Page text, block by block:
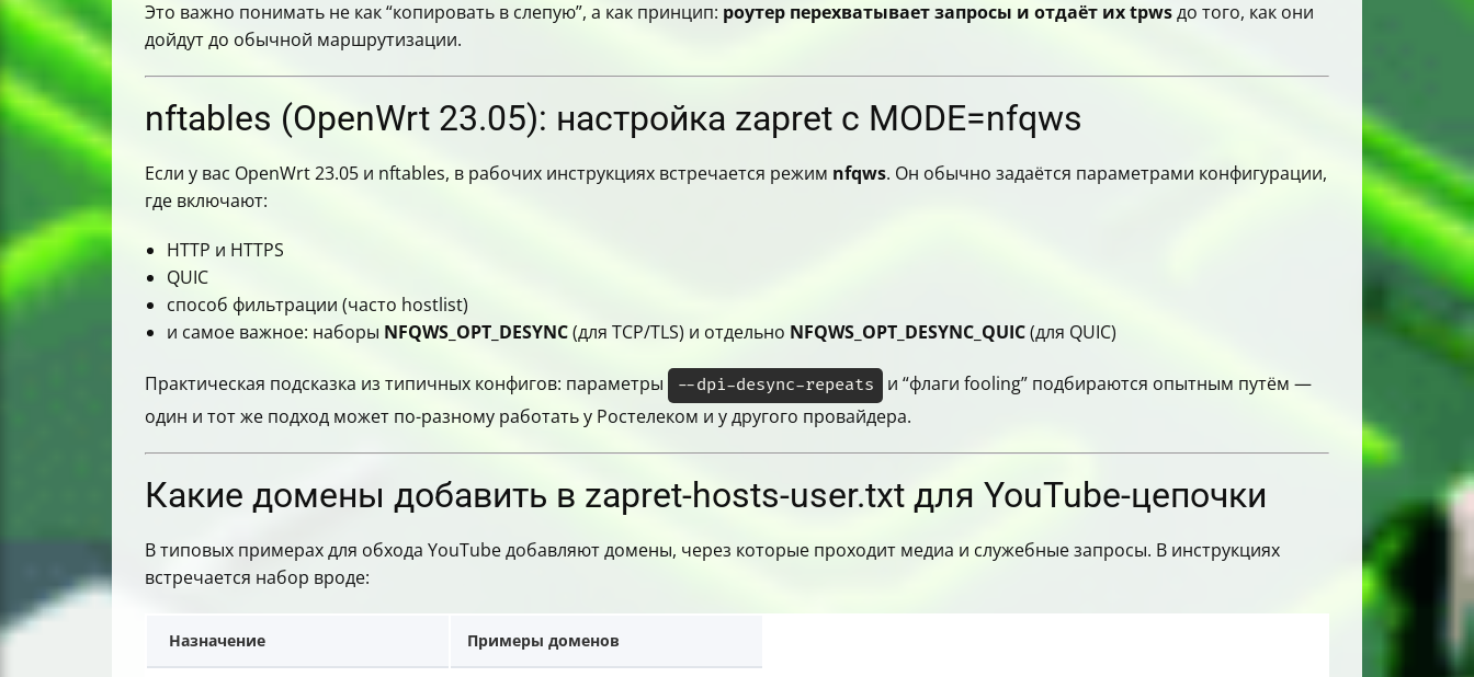
Это важно понимать не как “копировать в слепую”, а как принцип: роутер перехватывает запросы и отдаёт их tpwsдо того, как они
дойдут до обычной маршрутизации.
nftables (OpenWrt 23.05): настройка zapret с MODE=nfqws
Если у вас OpenWrt 23.05 и nftables, в рабочих инструкциях встречается режим nfqws. Он обычно задаётся параметрами конфигурации,
где включают:
HTTP и HTTPS
QUIC
способ фильтрации (часто hostlist)
и самое важное: наборы NFQWS_OPT_DESYNC(для TCP/TLS) и отдельно NFQWS_OPT_DESYNC_QUIC(для QUIC)
Практическая подсказка из типичных конфигов: параметры --dpi-desync-repeats
и “флаги fooling” подбираются опытным путём —
один и тот же подход может по-разному работать у Ростелеком и у другого провайдера.
Какие домены добавить в zapret-hosts-user.txt для YouTube-цепочки
В типовых примерах для обхода YouTube добавляют домены, через которые проходит медиа и служебные запросы. В инструкциях
встречается набор вроде:
Назначение Примеры доменов